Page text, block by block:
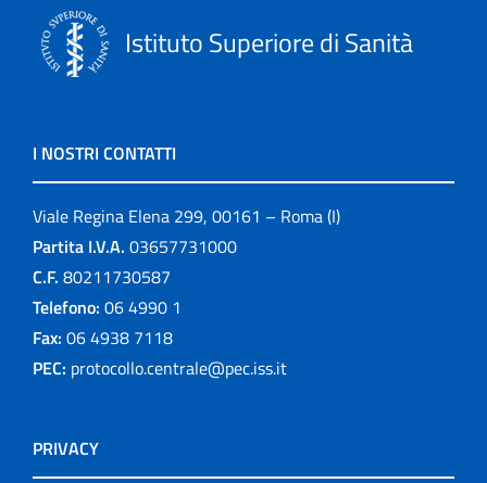
Istituto Superiore di Sanità
I NOSTRI CONTATTI
Viale Regina Elena 299, 00161 – Roma (I)
Partita I.V.A. 03657731000
C.F. 80211730587
Telefono: 06 4990 1
Fax: 06 4938 7118
PEC: protocollo.centrale@pec.iss.it
PRIVACY